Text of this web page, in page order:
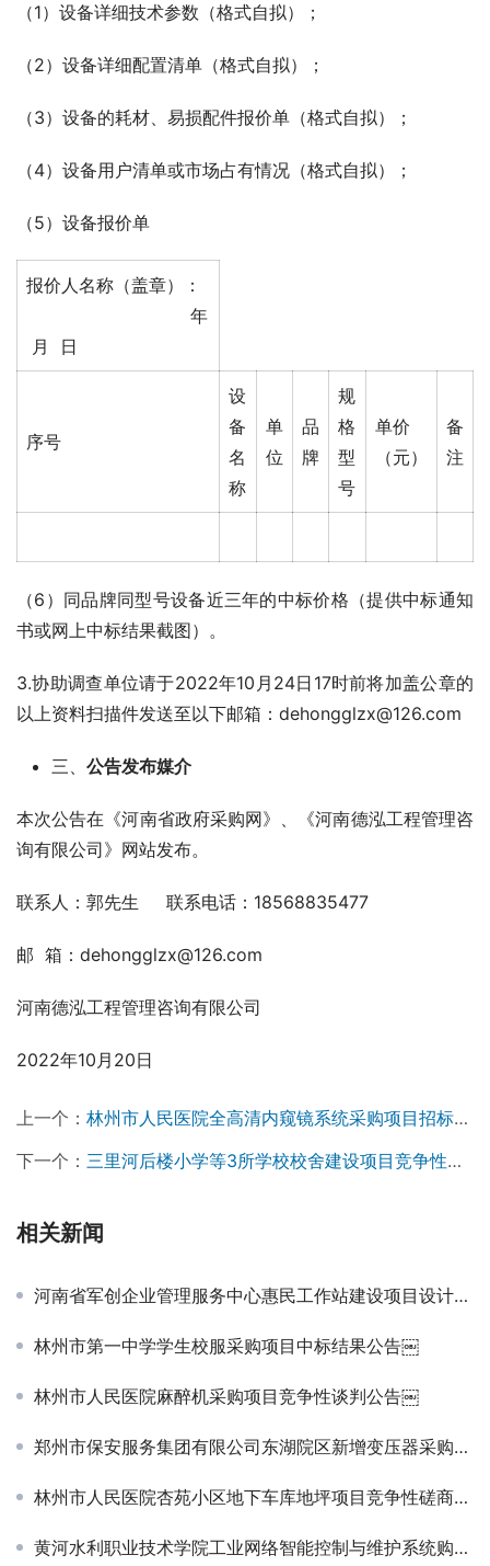
（1）设备详细技术参数（格式自拟）；
（2）设备详细配置清单（格式自拟）；
（3）设备的耗材、易损配件报价单（格式自拟）；
（4）设备用户清单或市场占有情况（格式自拟）；
（5）设备报价单
报价人名称（盖章）：
年
月 日
序号
设
备
名
称
单
位
品
牌
规
格
型
号
单价
（元）
备
注
（6）同品牌同型号设备近三年的中标价格（提供中标通知
书或网上中标结果截图）。
3.协助调查单位请于2022年10月24日17时前将加盖公章的
以上资料扫描件发送至以下邮箱：dehongglzx@126.com
三、 公告发布媒介
本次公告在《河南省政府采购网》、《河南德泓工程管理咨
询有限公司》网站发布。
联系人：郭先生     联系电话：18568835477
邮  箱：dehongglzx@126.com
河南德泓工程管理咨询有限公司
2022年10月20日
上一个： 林州市人民医院全高清内窥镜系统采购项目招标公告￼
下一个： 三里河后楼小学等3所学校校舍建设项目竞争性谈判公告￼
相关新闻
河南省军创企业管理服务中心惠民工作站建设项目设计单位遴选入围项目-评审结果公示￼
林州市第一中学学生校服采购项目中标结果公告￼
林州市人民医院麻醉机采购项目竞争性谈判公告￼
郑州市保安服务集团有限公司东湖院区新增变压器采购与安装项目竞争性磋商公告
林州市人民医院杏苑小区地下车库地坪项目竞争性磋商公告￼
黄河水利职业技术学院工业网络智能控制与维护系统购置项目竞争性磋商公告